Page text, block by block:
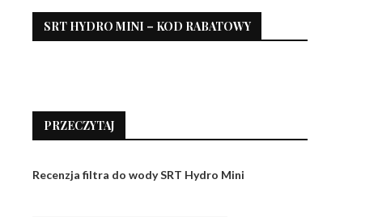
SRT HYDRO MINI – KOD RABATOWY
PRZECZYTAJ
Recenzja filtra do wody SRT Hydro Mini